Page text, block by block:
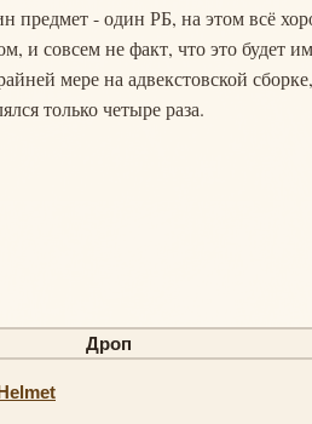
предмет - один РБ, на этом всё
и совсем не факт, что это
мере на адвекстовской
только четыре раза.
Дроп